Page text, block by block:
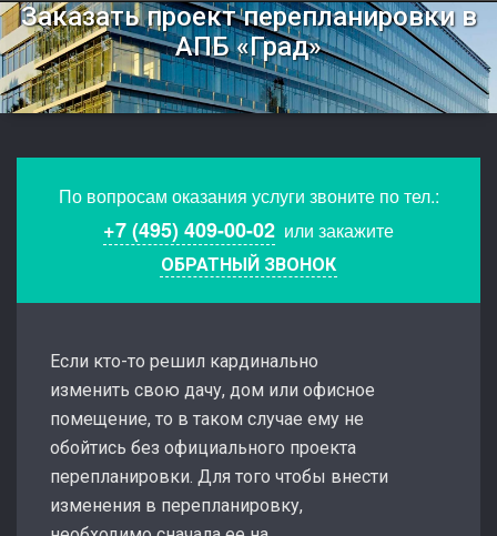
Заказать проект перепланировки в
АПБ «Град»
По вопросам оказания услуги звоните по тел.:
+7 (495) 409-00-02 или закажите
ОБРАТНЫЙ ЗВОНОК
Если кто-то решил кардинально
изменить свою дачу, дом или офисное
помещение, то в таком случае ему не
обойтись без официального проекта
перепланировки. Для того чтобы внести
изменения в перепланировку,